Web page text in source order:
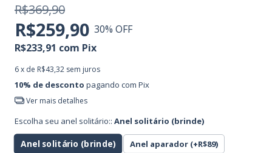
R$369,90
R$259,90 30% OFF
R$233,91 com Pix
6x de R$43,32 sem juros
10% de desconto pagando com Pix
Ver mais detalhes
Escolha seu anel solitário:: Anel solitário (brinde)
Anel solitário (brinde) Anel aparador (+R$89)